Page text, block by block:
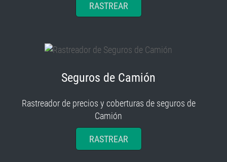
RASTREAR
Seguros de Camión
Rastreador de precios y coberturas de seguros de
Camión
RASTREAR